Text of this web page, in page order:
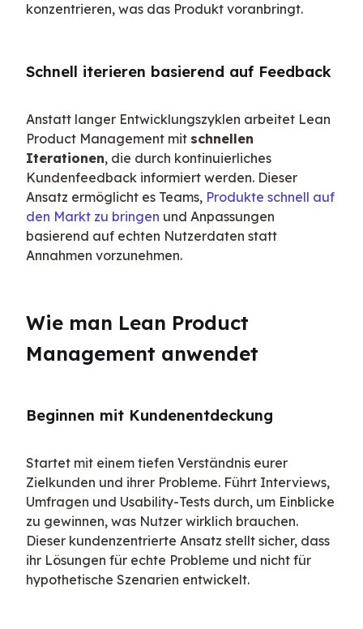
konzentrieren, was das Produkt voranbringt.
Schnell iterieren basierend auf Feedback
Anstatt langer Entwicklungszyklen arbeitet Lean
Product Management mit schnellen
Iterationen, die durch kontinuierliches
Kundenfeedback informiert werden. Dieser
Ansatz ermöglicht es Teams, Produkte schnell auf
den Markt zu bringen und Anpassungen
basierend auf echten Nutzerdaten statt
Annahmen vorzunehmen.
Wie man Lean Product
Management anwendet
Beginnen mit Kundenentdeckung
Startet mit einem tiefen Verständnis eurer
Zielkunden und ihrer Probleme. Führt Interviews,
Umfragen und Usability-Tests durch, um Einblicke
zu gewinnen, was Nutzer wirklich brauchen.
Dieser kundenzentrierte Ansatz stellt sicher, dass
ihr Lösungen für echte Probleme und nicht für
hypothetische Szenarien entwickelt.